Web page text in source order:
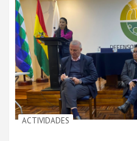
ACTIVIDADES